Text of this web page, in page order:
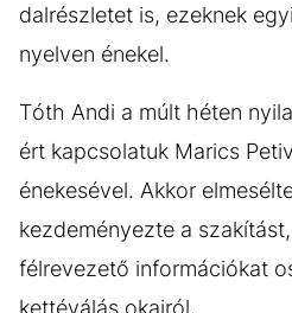
dalrészletet is, ezeknek
nyelven énekel.
Tóth Andi a múlt héten
ért kapcsolatuk Marics
énekesével. Akkor
kezdeményezte a
félrevezető információkat
kettéválás okairól.